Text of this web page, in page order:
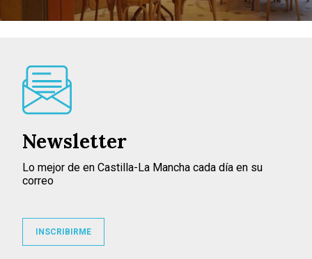
Newsletter
Lo mejor de en Castilla-La Mancha cada día en su
correo
INSCRIBIRME